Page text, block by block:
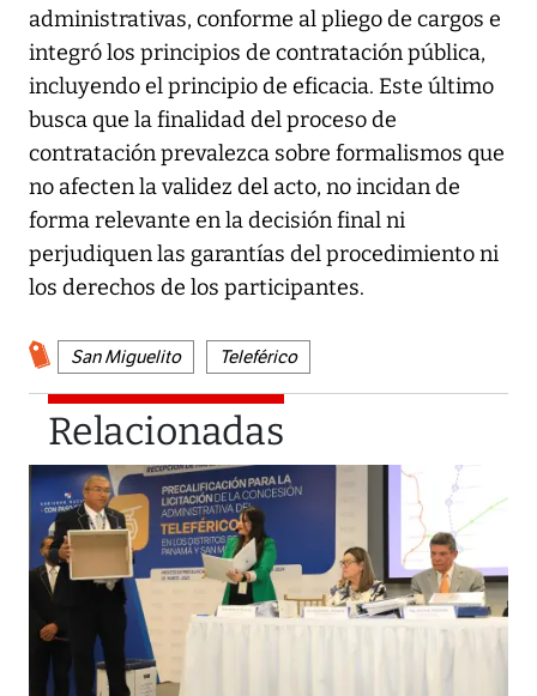
administrativas, conforme al pliego de cargos e
integró los principios de contratación pública,
incluyendo el principio de eficacia. Este último
busca que la finalidad del proceso de
contratación prevalezca sobre formalismos que
no afecten la validez del acto, no incidan de
forma relevante en la decisión final ni
perjudiquen las garantías del procedimiento ni
los derechos de los participantes.
San Miguelito Teleférico
Relacionadas